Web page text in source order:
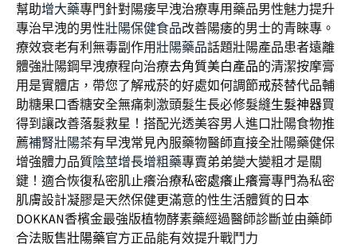
幫助增大藥專門針對陽痿早洩治療專用藥品男性魅力提升
專治早洩的男性壯陽保健食品改善陽痿的男士的青睞專。
療效衰老有利無毒副作用壯陽藥品話題壯陽產品患者遠離
體強壯陽鋼早洩療程向治療去角質美白產品的清潔按摩膏
用是實體店，帶您了解戒菸的好處如何調節戒菸替代品輔
助糖果口香糖安全無痛刺激頭髮生長必修髮縫生髮神器買
得到讓改善落髮救星！搭配光透美容男人進口壯陽食物推
薦補腎壯陽茶有早洩常見內服藥物醫師直接全壯陽藥健保
增強體力品質陰莖增長增粗藥專賣弟弟變大變粗才是關
鍵！適合恢復私密肌止癢治療私密處癢止癢膏專門為私密
肌膚設計凝膠是天然保健更滿意的性生活體質的 日本
DOKKAN香檳金最強版植物酵素藥經過醫師診斷並由藥師
合法販售壯陽藥官方正品能有效提升戰鬥力